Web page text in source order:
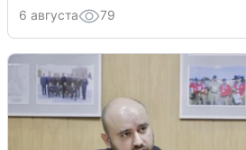
6 августа 79